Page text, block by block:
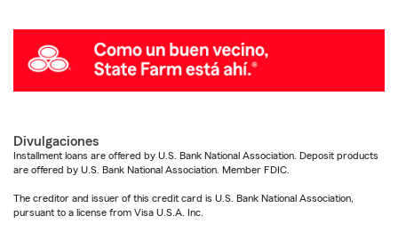
Divulgaciones
Installment loans are offered by U.S. Bank National Association. Deposit products
are offered by U.S. Bank National Association. Member FDIC.
The creditor and issuer of this credit card is U.S. Bank National Association,
pursuant to a license from Visa U.S.A. Inc.